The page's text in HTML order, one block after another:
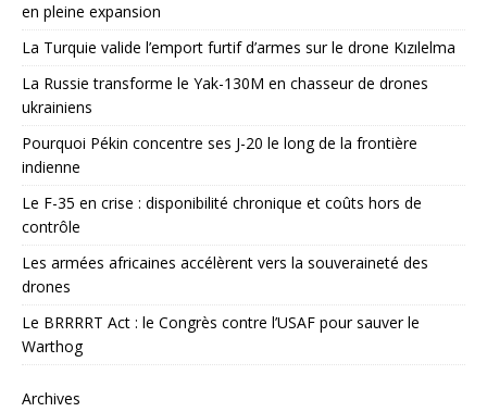
en pleine expansion
La Turquie valide l’emport furtif d’armes sur le drone Kızılelma
La Russie transforme le Yak-130M en chasseur de drones
ukrainiens
Pourquoi Pékin concentre ses J-20 le long de la frontière
indienne
Le F-35 en crise : disponibilité chronique et coûts hors de
contrôle
Les armées africaines accélèrent vers la souveraineté des
drones
Le BRRRRT Act : le Congrès contre l’USAF pour sauver le
Warthog
Archives